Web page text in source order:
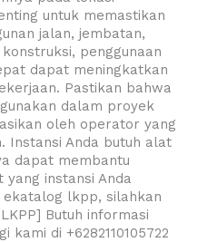
untuk memastikan
jalan, jembatan,
penggunaan
dapat meningkatkan
Pastikan bahwa
dalam proyek
oleh operator yang
Instansi Anda butuh alat
dapat membantu
instansi Anda
ekatalog lkpp, silahkan
Butuh informasi
kami di +6282110105722